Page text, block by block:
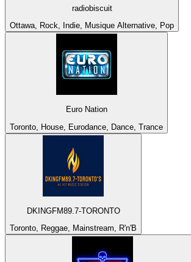
radiobiscuit
Ottawa, Rock, Indie, Musique Alternative, Pop
Euro Nation
Toronto, House, Eurodance, Dance, Trance
DKINGFM89.7-TORONTO
Toronto, Reggae, Mainstream, R'n'B